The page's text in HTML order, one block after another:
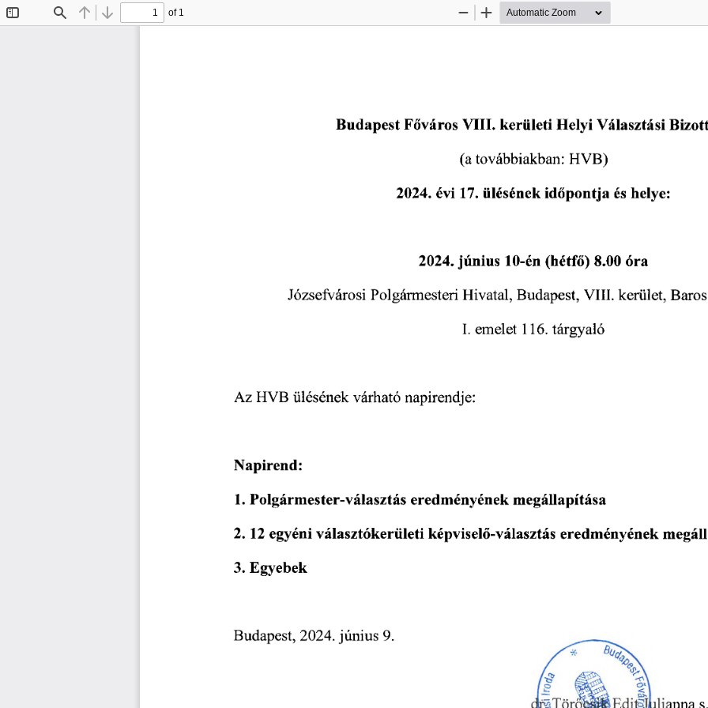
Find Previous
Next
of 1
Zoom
Zoom
Budapest Főváros VIII. kerületi Helyi Választási
(a továbbiakban: HVB)
2024. évi 17. ülésének időpontja és helye:
2024. június 10-én (hétfő) 8.00 óra
Józsefvárosi Polgármesteri Hivatal, Budapest, VIII. kerület,
I. emelet 116. tárgyaló
Az HVB ülésének várható napirendje:
Napirend:
1. Polgármester-választás eredményének megállapítása
2.12 egyéni választókerületi képviselő-választás eredményének
3. Egyebek
Budapest, 2024. június 9. ___